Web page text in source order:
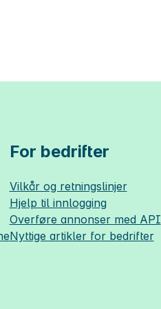
For bedrifter
Vilkår og retningslinjer
Hjelp til innlogging
Overføre annonser med API
Nyttige artikler for bedrifter